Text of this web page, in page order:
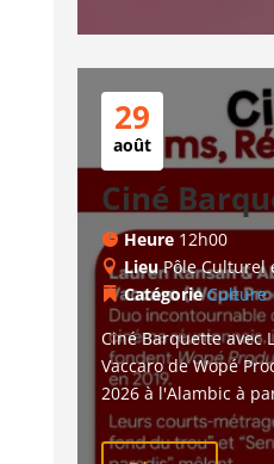
29
août
Ciné
Heure 12h00
LieuPôle Culturel
CatégorieCulture
Ciné Barquette avec
Vaccaro de Wopé
2026 à l'Alambic à